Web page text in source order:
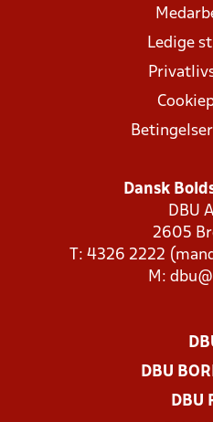
Ledige
Dansk
DBU
2605
T: 4326 2222
M:
DBU
DBU